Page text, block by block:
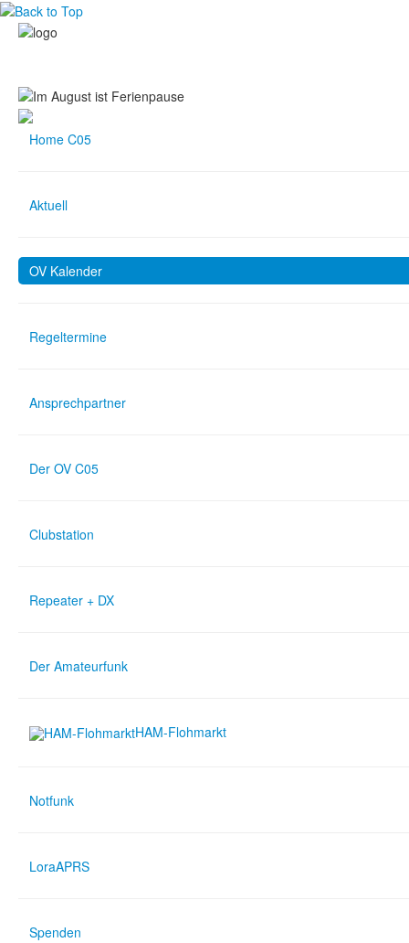
Home C05
Aktuell
OV Kalender
Regeltermine
Ansprechpartner
Der OV C05
Clubstation
Repeater + DX
Der Amateurfunk
HAM-Flohmarkt
Notfunk
LoraAPRS
Spenden